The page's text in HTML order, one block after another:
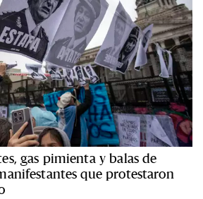
gas pimienta y balas de
que protestaron